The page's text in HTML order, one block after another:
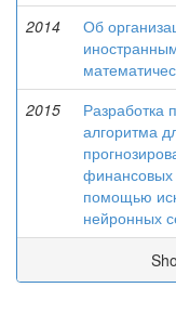
2014
Об
2015
Разработка
алгоритма
финансовых
помощью
нейронных